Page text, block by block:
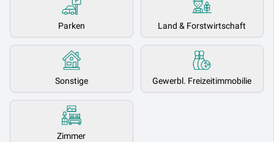
Parken Land & Forstwirtschaft
Sonstige Gewerbl. Freizeitimmobilie
Zimmer